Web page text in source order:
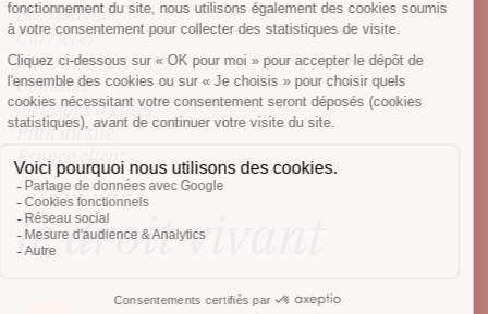
Écosystème
Carrières
Honoraires
Contacts
Mentions légales
Plan du site
Espace client
le droit vivant